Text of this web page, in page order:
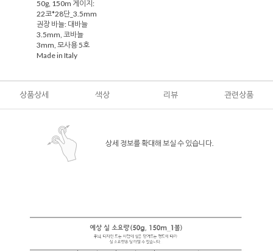
50g, 150m 게이지:
22코*28단_3.5mm
권장 바늘: 대바늘
3.5mm, 코바늘
3mm, 모사용 5호
Made in Italy
상품상세 색상 리뷰 관련상품
상세 정보를 확대해 보실 수 있습니다.